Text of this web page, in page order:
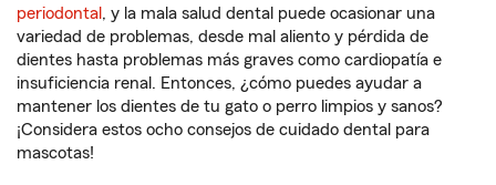
periodontal , y la mala salud dental puede ocasionar una
variedad de problemas, desde mal aliento y pérdida de
dientes hasta problemas más graves como cardiopatía e
insuficiencia renal. Entonces, ¿cómo puedes ayudar a
mantener los dientes de tu gato o perro limpios y sanos?
¡Considera estos ocho consejos de cuidado dental para
mascotas!